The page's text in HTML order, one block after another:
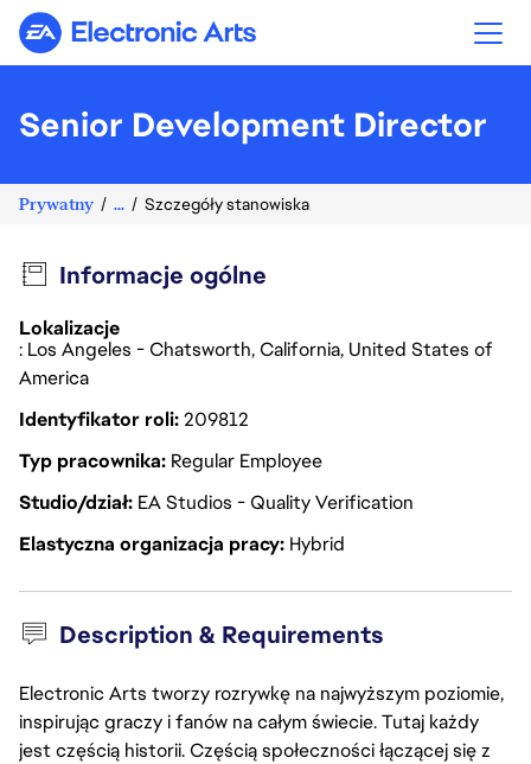
Electronic Arts
Senior Development Director
Prywatny ... Szczegóły stanowiska
Informacje ogólne
Lokalizacje
: Los Angeles - Chatsworth, California, United States of
America
Identyfikator roli209812
Typ pracownika Regular Employee
Studio/dział EA Studios - Quality Verification
Elastyczna organizacja pracy Hybrid
Description & Requirements
Electronic Arts tworzy rozrywkę na najwyższym poziomie,
inspirując graczy i fanów na całym świecie. Tutaj każdy
jest częścią historii. Częścią społeczności łączącej się z